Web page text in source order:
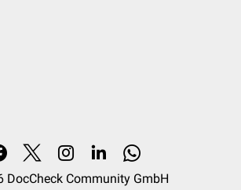
DocCheck Community GmbH